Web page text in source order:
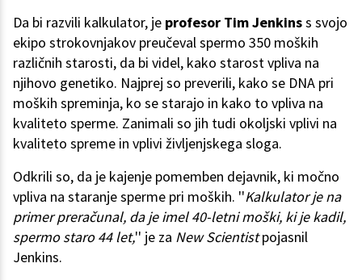
Da bi razvili kalkulator, je profesor Tim Jenkinss svojo
ekipo strokovnjakov preučeval spermo 350 moških
različnih starosti, da bi videl, kako starost vpliva na
njihovo genetiko. Najprej so preverili, kako se DNA pri
moških spreminja, ko se starajo in kako to vpliva na
kvaliteto sperme. Zanimali so jih tudi okoljski vplivi na
kvaliteto spreme in vplivi življenjskega sloga.
Odkrili so, da je kajenje pomemben dejavnik, ki močno
vpliva na staranje sperme pri moških. ''Kalkulator je na
primer preračunal, da je imel 40-letni moški, ki je kadil,
spermo staro 44 let,'' je za New Scientistpojasnil
Jenkins.